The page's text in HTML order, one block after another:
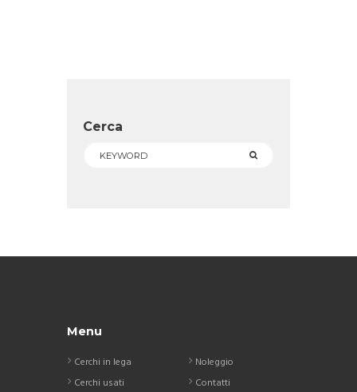
Cerca
Menu
Cerchi in lega
Cerchi usati
Noleggio
Contatti